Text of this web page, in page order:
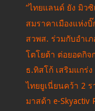
“ไทยแลนด์ ยัง มิว
สมราคาเมืองแห่ง
สวพส. ร่วมกับอำเ
โตโยต้า ต่อยอดกิจ
ธ.ทิสโก้ เสริมแกร่ง
ไทยยูเนี่ยนคว้า 2 ร
มาสด้า e-Skyactiv